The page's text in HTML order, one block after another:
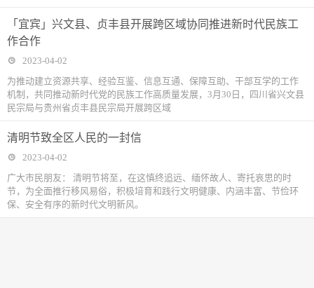
「宜宾」兴文县、贞丰县开展跨区域协同推进新时代民族工
作合作
2023-04-02
为推动建立资源共享、经验互鉴、信息互通、保障互助、干部互学的工作
机制，共同推动新时代党的民族工作高质量发展，3月30日，四川省兴文县
民宗局与贵州省贞丰县民宗局开展跨区域
清明节致全区人民的一封信
2023-04-02
广大市民朋友： 清明节将至，在这慎终追远、缅怀故人、寄托哀思的时
节，为全面推行移风易俗，积极培育和践行文明健康、内涵丰富、节俭环
保、安全有序的新时代文明新风。